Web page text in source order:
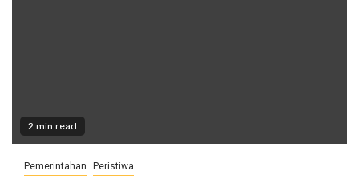
2 min read
Pemerintahan Peristiwa